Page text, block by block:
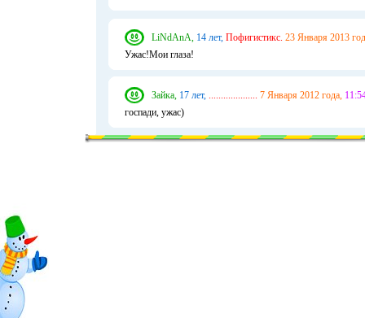
LiNdAnA, 14 лет, Пофигистикс. 23 Января 2013
Ужас!Мои глаза!
Зайка, 17 лет, .................... 7 Января 2012 года,
госпади, ужас)